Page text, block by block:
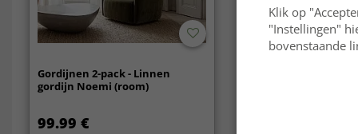
Gordijnen 2-pack - Linnen
gordijn Noemi (room)
99.99 €
Klik op
"Instellingen"
bovenstaande